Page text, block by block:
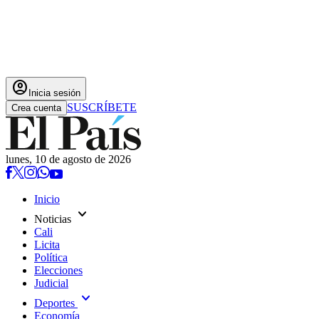
account_circle Inicia sesión
Crea cuenta SUSCRÍBETE
lunes, 10 de agosto de 2026
Inicio
Noticias expand_more
Cali
Licita
Política
Elecciones
Judicial
Deportes expand_more
Economía